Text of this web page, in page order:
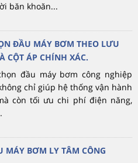
băn khoăn...
ĐẦU MÁY BƠM THEO LƯU
CỘT ÁP CHÍNH XÁC.
đầu máy bơm công nghiệp
chỉ giúp hệ thống vận hành
còn tối ưu chi phí điện năng,
MÁY BƠM LY TÂM CÔNG